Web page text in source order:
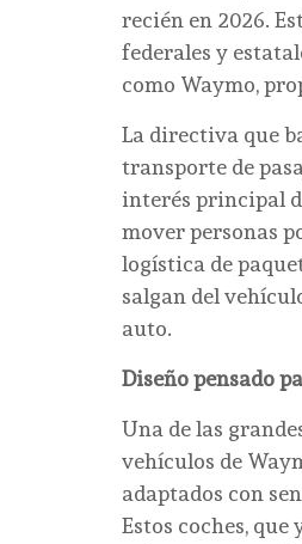
recién en 2026.
federales y
como Waymo,
La directiva que
transporte de
interés principal
mover personas
logística de
salgan del
auto.
Diseño pensado
Una de las
vehículos de
adaptados con
Estos coches,